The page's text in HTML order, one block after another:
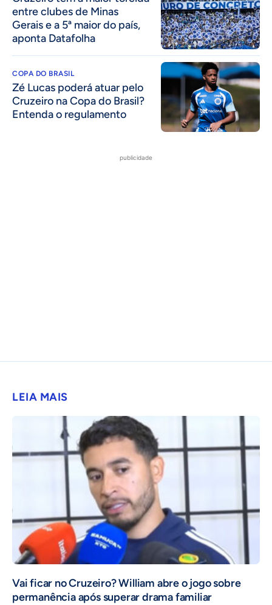
entre clubes de Minas
Gerais e a 5ª maior do país,
aponta Datafolha
COPA DO BRASIL
Zé Lucas poderá atuar pelo
Cruzeiro na Copa do Brasil?
Entenda o regulamento
publicidade
LEIA MAIS
Vai ficar no Cruzeiro? William abre o jogo sobre
permanência após superar drama familiar